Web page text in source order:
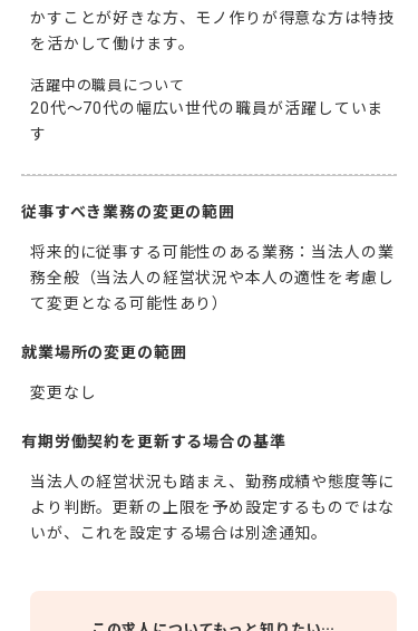
かすことが好きな方、モノ作りが得意な方は特技
を活かして働けます。
活躍中の職員について
20代〜70代の幅広い世代の職員が活躍していま
従事すべき業務の変更の範囲
将来的に従事する可能性のある業務：当法人の業
務全般（当法人の経営状況や本人の適性を考慮し
て変更となる可能性あり）
就業場所の変更の範囲
変更なし
有期労働契約を更新する場合の基準
当法人の経営状況も踏まえ、勤務成績や態度等に
より判断。更新の上限を予め設定するものではな
いが、これを設定する場合は別途通知。